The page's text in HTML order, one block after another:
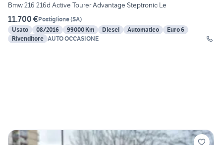
Bmw 216 216d Active Tourer Advantage Steptronic Le
11.700 €Postiglione(SA)
Usato
08/2016 99000 Km Diesel Automatico
Euro 6
Rivenditore AUTO OCCASIONE